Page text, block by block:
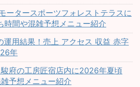
ータースポーツフォレストテラスに
時間や混雑予想メニュー紹介
運用結果！売上 アクセス 収益 赤字
年
府の工房匠宿店内に2026年夏頃
予想メニュー紹介